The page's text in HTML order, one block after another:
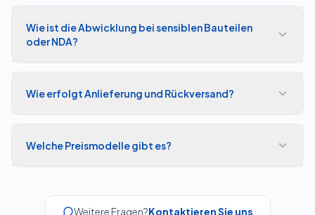
Wie ist die Abwicklung bei sensiblen Bauteilen
oder NDA?
Wie erfolgt Anlieferung und Rückversand?
Welche Preismodelle gibt es?
Weitere Fragen?Kontaktieren Sie uns